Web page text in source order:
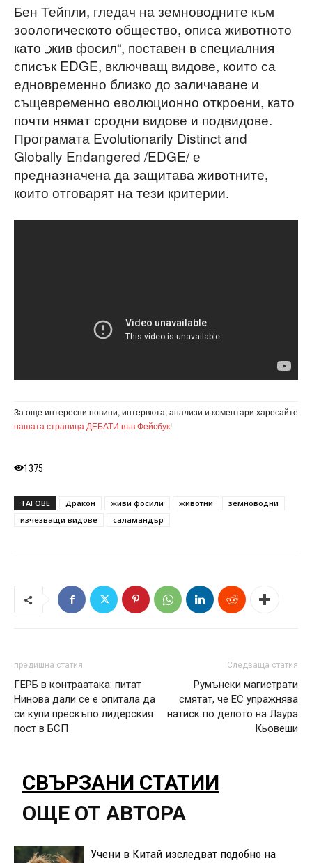
Бен Тейпли, гледач на земноводните към
зоологическото общество, описа животното
като „жив фосил“, поставен в специалния
списък EDGE, включващ видове, които са
едновременно близко до заличаване и
същевременно еволюционно откроени, като
почти нямат сродни видове и подвидове.
Програмата Evolutionarily Distinct and
Globally Endangered /EDGE/ е
предназначена да защитава животните,
които отговарят на тези критерии.
За още интересни новини, интервюта, анализи и коментари харесайте
нашата страница ДЕБАТИ във Фейсбук!
1375
ТАГОВЕ Дракон живи фосили животни
земноводни
изчезващи видове
саламандър
предишна статия
ГЕРБ в контраатака: питат
Нинова дали се е опитала да
си купи прескъпо лидерския
пост в БСП
Следваща статия
Румънски магистрати
смятат, че ЕС упражнява
натиск по делото на Лаура
Кьовеши
СВЪРЗАНИ СТАТИИ
ОЩЕ ОТ АВТОРА
Учени в Китай изследват подобно на